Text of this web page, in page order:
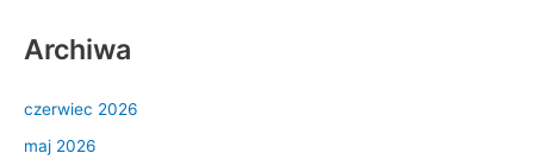
Archiwa
czerwiec 2026
maj 2026